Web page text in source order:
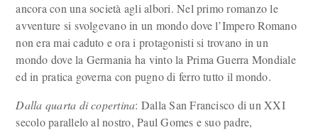
ancora con una società agli albori. Nel primo romanzo le
avventure si svolgevano in un mondo dove l’Impero Romano
non era mai caduto e ora i protagonisti si trovano in un
mondo dove la Germania ha vinto la Prima Guerra Mondiale
ed in pratica governa con pugno di ferro tutto il mondo.
Dalla quarta di copertina: Dalla San Francisco di un XXI
secolo parallelo al nostro, Paul Gomes e suo padre,